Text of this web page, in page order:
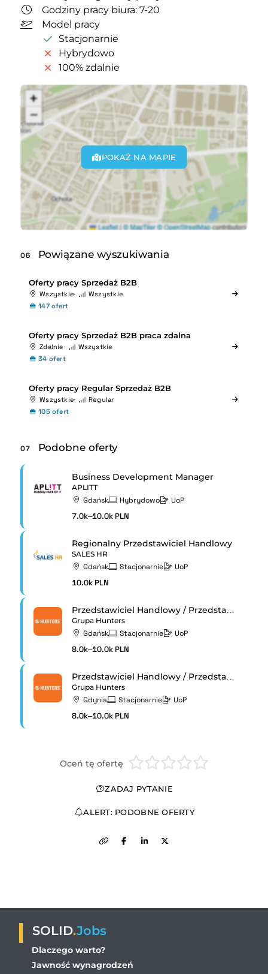
Godziny pracy biura: 7-20
Model pracy
Stacjonarnie
Hybrydowo
100% zdalnie
POKAŻ NA MAPIE
06 Powiązane wyszukiwania
Oferty pracy Sprzedaż B2B
Wszystkie
Wszystkie
147 ofert
Oferty pracy Sprzedaż B2B praca zdalna
Zdalnie
Wszystkie
34 ofert
Oferty pracy Regular Sprzedaż B2B
Wszystkie
Regular
105 ofert
07 Podobne oferty
Business Development Manager
APLITT
Gdańsk Hybrydowo UoP
7.0k–10.0k PLN
Regionalny Przedstawiciel Handlowy
SALES HR
Gdańsk Stacjonarnie UoP
10.0k PLN
Grupa Hunters
Gdańsk Stacjonarnie UoP
8.0k–10.0k PLN
Grupa Hunters
Gdynia Stacjonarnie UoP
8.0k–10.0k PLN
Oceń tę ofertę
ZADAJ PYTANIE
ALERT: PODOBNE OFERTY
SOLID.Jobs
Dlaczego warto?
Jawność wynagrodzeń